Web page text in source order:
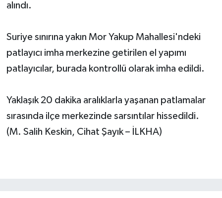
alındı.
Suriye sınırına yakın Mor Yakup Mahallesi'ndeki
patlayıcı imha merkezine getirilen el yapımı
patlayıcılar, burada kontrollü olarak imha edildi.
Yaklaşık 20 dakika aralıklarla yaşanan patlamalar
sırasında ilçe merkezinde sarsıntılar hissedildi.
(M. Salih Keskin, Cihat Şayık – İLKHA)